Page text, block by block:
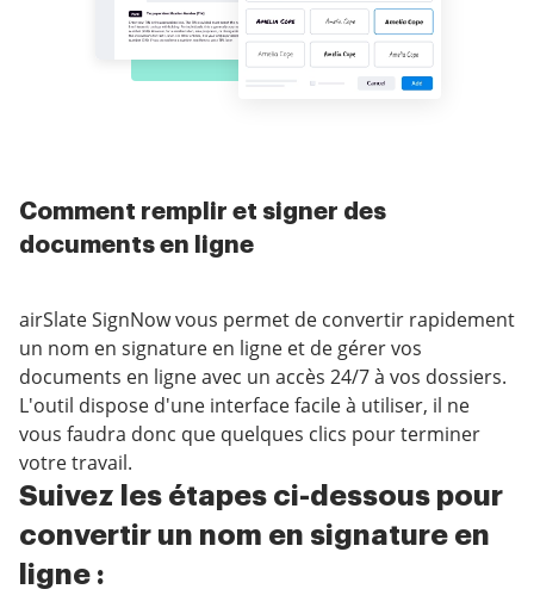
Comment remplir et signer des
documents en ligne
airSlate SignNow vous permet de convertir rapidement
un nom en signature en ligne et de gérer vos
documents en ligne avec un accès 24/7 à vos dossiers.
L'outil dispose d'une interface facile à utiliser, il ne
vous faudra donc que quelques clics pour terminer
votre travail.
Suivez les étapes ci-dessous pour
convertir un nom en signature en
ligne :